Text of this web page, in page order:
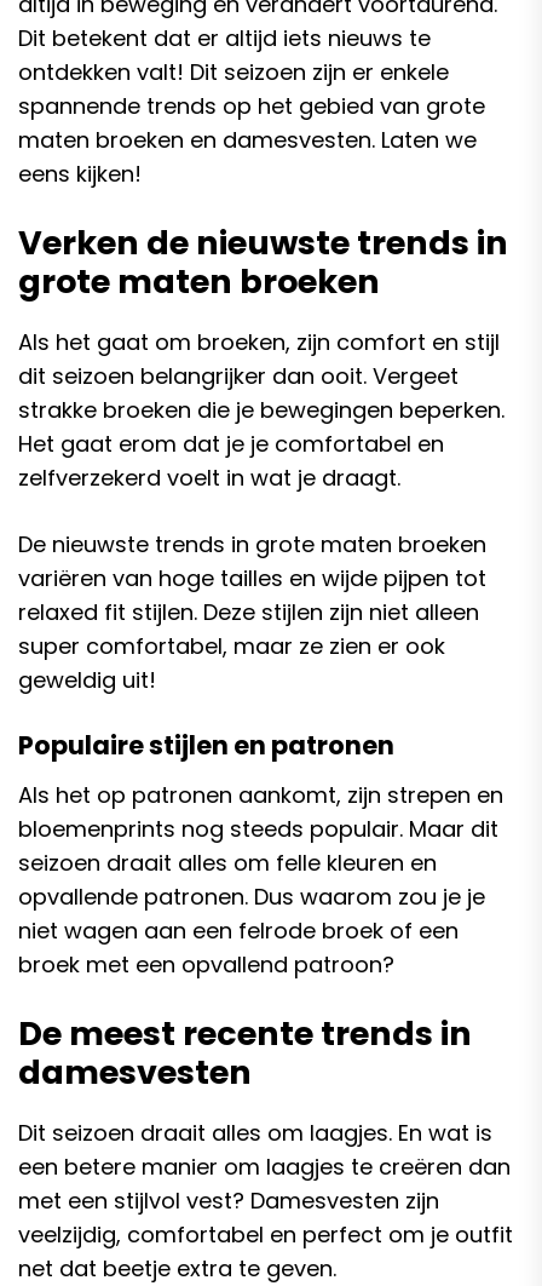
Dit betekent dat er altijd iets nieuws te
ontdekken valt! Dit seizoen zijn er enkele
spannende trends op het gebied van grote
maten broeken en damesvesten. Laten we
eens kijken!
Verken de nieuwste trends in
grote maten broeken
Als het gaat om broeken, zijn comfort en stijl
dit seizoen belangrijker dan ooit. Vergeet
strakke broeken die je bewegingen beperken.
Het gaat erom dat je je comfortabel en
zelfverzekerd voelt in wat je draagt.
De nieuwste trends in grote maten broeken
variëren van hoge tailles en wijde pijpen tot
relaxed fit stijlen. Deze stijlen zijn niet alleen
super comfortabel, maar ze zien er ook
geweldig uit!
Populaire stijlen en patronen
Als het op patronen aankomt, zijn strepen en
bloemenprints nog steeds populair. Maar dit
seizoen draait alles om felle kleuren en
opvallende patronen. Dus waarom zou je je
niet wagen aan een felrode broek of een
broek met een opvallend patroon?
De meest recente trends in
damesvesten
Dit seizoen draait alles om laagjes. En wat is
een betere manier om laagjes te creëren dan
met een stijlvol vest? Damesvesten zijn
veelzijdig, comfortabel en perfect om je outfit
net dat beetje extra te geven.